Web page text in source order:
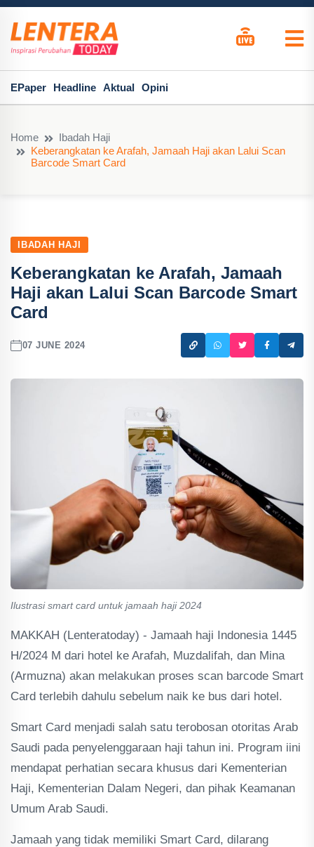
EPaper Headline Aktual Opini
Home
Ibadah Haji
Keberangkatan ke Arafah, Jamaah Haji akan Lalui Scan
Barcode Smart Card
IBADAH HAJI
Keberangkatan ke Arafah, Jamaah
Haji akan Lalui Scan Barcode Smart
Card
07 JUNE 2024
Ilustrasi smart card untuk jamaah haji 2024
MAKKAH (Lenteratoday) - Jamaah haji Indonesia 1445
H/2024 M dari hotel ke Arafah, Muzdalifah, dan Mina
(Armuzna) akan melakukan proses scan barcode Smart
Card terlebih dahulu sebelum naik ke bus dari hotel.
Smart Card menjadi salah satu terobosan otoritas Arab
Saudi pada penyelenggaraan haji tahun ini. Program iini
mendapat perhatian secara khusus dari Kementerian
Haji, Kementerian Dalam Negeri, dan pihak Keamanan
Umum Arab Saudi.
Jamaah yang tidak memiliki Smart Card, dilarang